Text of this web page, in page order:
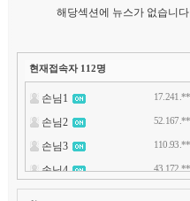
해당섹션에 뉴스가 없습니다
현재접속자 112명